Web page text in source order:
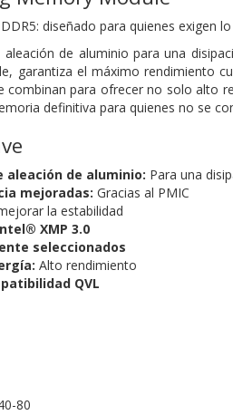
diseñado para quienes exigen
de aluminio para una
garantiza el máximo rendimiento
combinan para ofrecer no solo alto
definitiva para quienes no se
aleación de aluminio: Para una
mejoradas: Gracias al PMIC
la estabilidad
XMP 3.0
seleccionados
Alto rendimiento
QVL
80